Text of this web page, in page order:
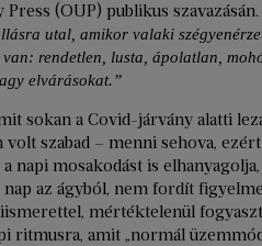
(OUP) publikus
utal, amikor valaki
rendetlen, lusta, ápolatlan,
elvárásokat.”
sokan a Covid-járvány alatti
szabad – menni sehova,
napi mosakodást is
az ágyból, nem fordít
mértéktelenül
ritmusra, amit „normál